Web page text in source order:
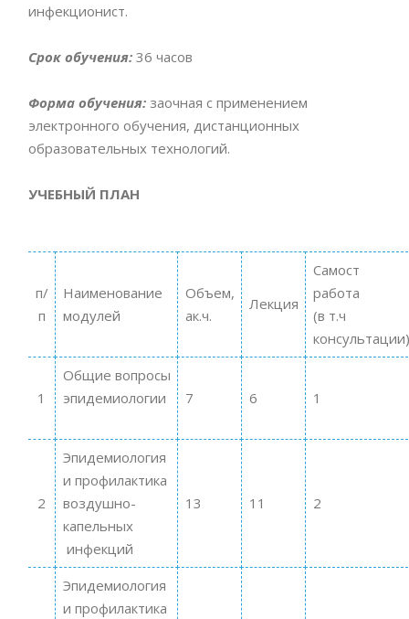
инфекционист.
Срок обучения: 36 часов
Форма обучения: заочная с применением
электронного обучения, дистанционных
образовательных технологий.
УЧЕБНЫЙ ПЛАН
п/
п
Наименование
модулей
Объем,
ак.ч.
Лекция
Самост
работа
(в т.ч
консультации)
1
Общие вопросы
эпидемиологии
7 6 1
2
Эпидемиология
и профилактика
воздушно-
капельных
инфекций
13 11 2
Эпидемиология
и профилактика